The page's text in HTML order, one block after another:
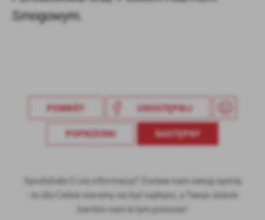
Smogowym.
POWRÓT UDOSTĘPNIJ
POPRZEDNI NASTĘPNY
Spodobała Ci się informacja? Zostaw nam swoją opinię
- to dla Ciebie staramy się być najlepsi, a Twoje zdanie
bardzo nam w tym pomoże!